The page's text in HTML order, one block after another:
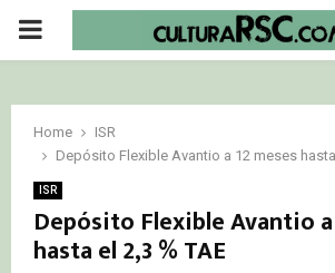
PRIMARY
Home
ISR
Depósito Flexible Avantio a 12 meses hasta
ISR
Depósito Flexible Avantio
hasta el 2,3 % TAE